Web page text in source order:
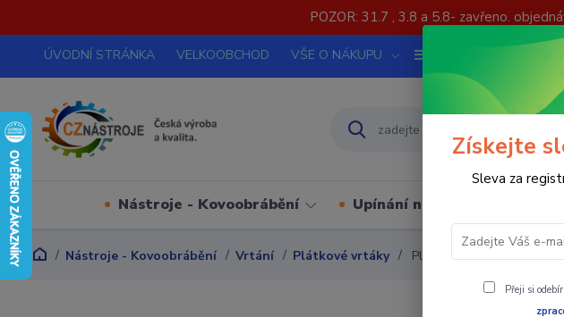
POZOR: 31.7 , 3.8 a 5.8- zavřeno.
ÚVODNÍ STRÁNKA VELKOOBCHOD VŠE O NÁKUPU
Nástroje - Kovoobrábění Upínání nástrojů
Nástroje - Kovoobrábění Vrtání Plátkové vrtáky Plátkový vrták WCMX
Získejte
Sleva za
Přeji si